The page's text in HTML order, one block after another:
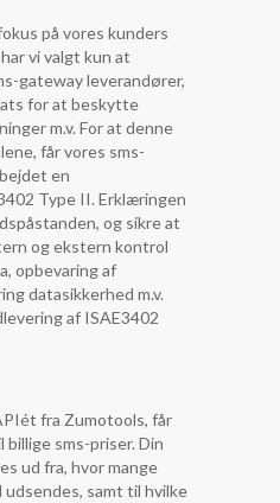
på vores kunders
vi valgt kun at
gateway leverandører,
for at beskytte
m.v. For at denne
får vores sms-
en
Type II. Erklæringen
og sikre at
og ekstern kontrol
opbevaring af
datasikkerhed m.v.
af ISAE3402
fra Zumotools, får
sms-priser. Din
ud fra, hvor mange
udsendes, samt til hvilke